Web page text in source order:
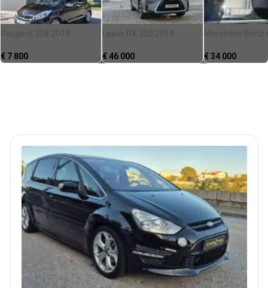
Peugeot 208 2018
€ 7 800
Lexus RX 350 2019
€ 46 000
Mercedes-Benz
€34 000